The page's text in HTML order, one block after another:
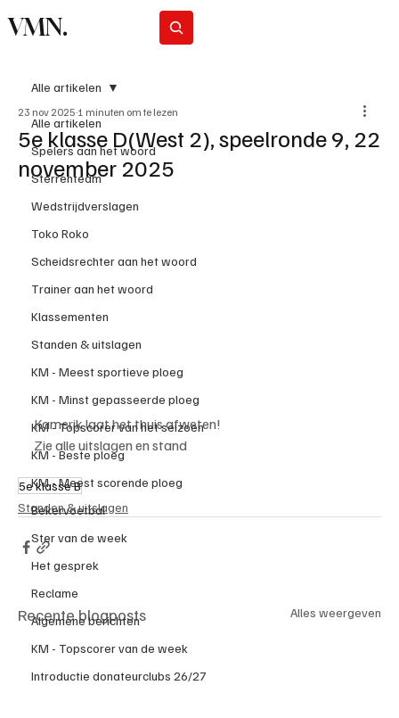
VMN.
Alle artikelen
Spelers aan het woord
Sterrenteam
Wedstrijdverslagen
Toko Roko
Scheidsrechter aan het woord
Trainer aan het woord
Klassementen
Standen & uitslagen
KM - Meest sportieve ploeg
KM - Minst gepasseerde ploeg
KM - Topscorer van het seizoen
KM - Beste ploeg
KM - Meest scorende ploeg
Bekervoetbal
Ster van de week
Het gesprek
Reclame
Algemene berichten
KM - Topscorer van de week
Introductie donateurclubs 26/27
Alle artikelen
5e klasse D(West 2), speelronde 9, 22
november 2025
23 nov 2025 1 minuten om te lezen
Kamerik laat het thuis afweten!
Zie alle uitslagen en stand
5e klasse B
Standen & uitslagen
Recente blogposts Alles weergeven